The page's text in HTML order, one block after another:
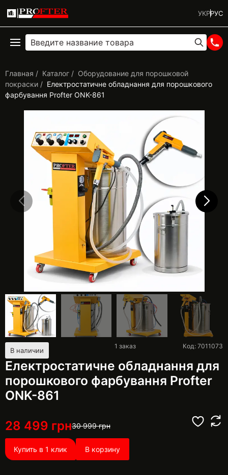
УКРРУС
Главная Каталог
Оборудование для порошковой
покраски
Електростатичне обладнання для порошкового
фарбування Profter ONK-861
В наличии
Електростатичне обладнання для
порошкового фарбування Profter
ONK-861
Код: 7011073
1 заказ
28 499 грн30 999грн
Купить в 1 клик В корзину